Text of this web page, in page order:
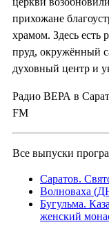
прихожане
храмом. Здесь
пруд, окружённый
духовный центр и
Радио ВЕРА в
FM
Все выпуски
Саратов.
Волноваха
Бугульма.
женский